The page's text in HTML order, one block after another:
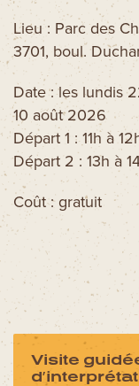
Lieu : Parc des
3701, boul.
Date : les lundis
10 août 2026
Départ 1 : 11h à
Départ 2 : 13h à
Coût : gratuit
Visite